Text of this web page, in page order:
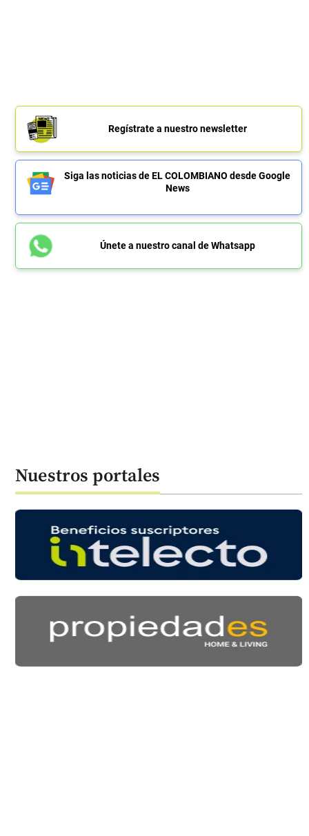
Regístrate a nuestro newsletter
Siga las noticias de EL COLOMBIANO desde Google
News
Únete a nuestro canal de Whatsapp
Nuestros portales